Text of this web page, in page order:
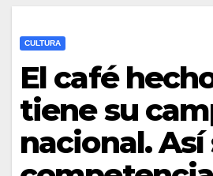
CULTURA
El café
tiene su
nacional. Así